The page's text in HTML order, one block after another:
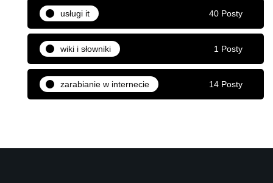
usługi it 40 Posty
wiki i słowniki 1 Posty
zarabianie w internecie 14 Posty